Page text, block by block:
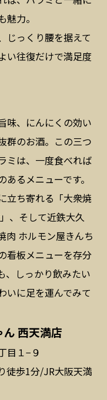
力。
じっくり腰を据えて
い往復だけで満足度
味、にんにくの効い
群のお酒。この三つ
ミは、一度食べれば
あるメニューです。
立ち寄れる「大衆焼
、そして近鉄大久
肉 ホルモン屋きんち
看板メニューを存分
、しっかり飲みたい
いに足を運んでみて
西天満店
目１−９
徒歩1分/JR大阪天満